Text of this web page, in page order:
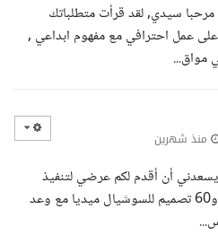
مرحبا سيدي, لقد قرأت متطلباتك
عمل احترافي مع مفهوم ابداعي ,
مواق...
منذ شهرين
يسعدني أن أقدم لكم عرضي لتنفيذ
التصاميم المطلوبة للهوية البصرية و60 تصميم للسوشيال ميديا مع وعد